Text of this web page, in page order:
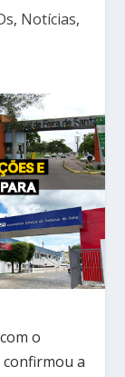
, Notícias,
o
confirmou a